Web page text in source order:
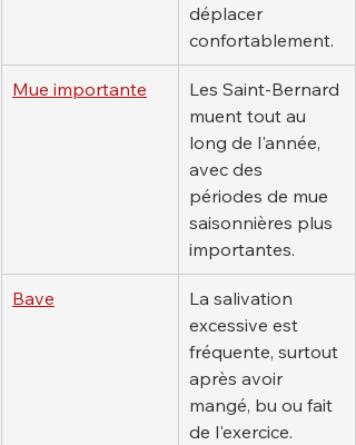
déplacer
confortablement.
Mue importante
Les Saint-Bernard
muent tout au
long de l'année,
avec des
périodes de mue
saisonnières plus
importantes.
Bave
La salivation
excessive est
fréquente, surtout
après avoir
mangé, bu ou fait
de l'exercice.